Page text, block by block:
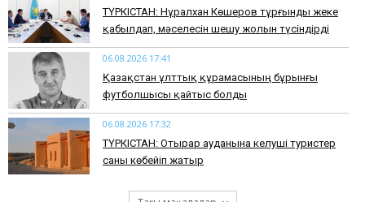
ТҮРКІСТАН: Нұралхан Көшеров тұрғынды жеке
қабылдап, мәселесін шешу жолын түсіндірді
06.08.2026 17:41
Қазақстан ұлттық құрамасының бұрынғы
футболшысы қайтыс болды
06.08.2026 17:32
ТҮРКІСТАН: Отырар ауданына келуші туристер
саны көбейіп жатыр